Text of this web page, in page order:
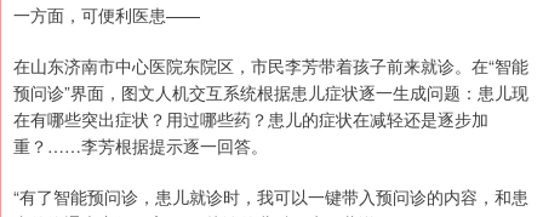
一方面，可便利医患——
在山东济南市中心医院东院区，市民李芳带着孩子前来就诊。在“智能
预问诊”界面，图文人机交互系统根据患儿症状逐一生成问题：患儿现
在有哪些突出症状？用过哪些药？患儿的症状在减轻还是逐步加
重？……李芳根据提示逐一回答。
“有了智能预问诊，患儿就诊时，我可以一键带入预问诊的内容，和患